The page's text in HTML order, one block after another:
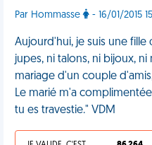
Par Hommasse - 16/01/2015
Aujourd'hui, je suis une
jupes, ni talons, ni bijoux,
mariage d'un couple
Le marié m'a
tu es travestie." VDM